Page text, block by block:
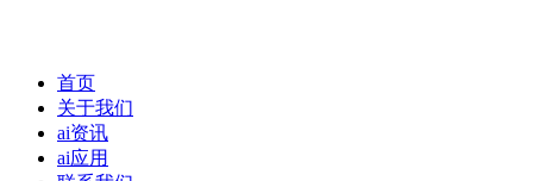
首页
关于我们
ai资讯
ai应用